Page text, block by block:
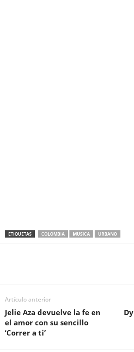
ETIQUETAS COLOMBIA MUSICA URBANO
Artículo anterior
Jelie Aza devuelve la fe en
el amor con su sencillo
‘Correr a ti’